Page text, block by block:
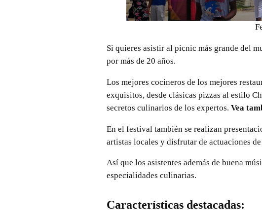
Si quieres asistir al picnic más grande del
por más de 20 años.
Los mejores cocineros de los mejores
exquisitos, desde clásicas pizzas al estilo
secretos culinarios de los expertos. Vea
En el festival también se realizan
artistas locales y disfrutar de actuaciones de
Así que los asistentes además de buena
especialidades culinarias.
Características destacadas: